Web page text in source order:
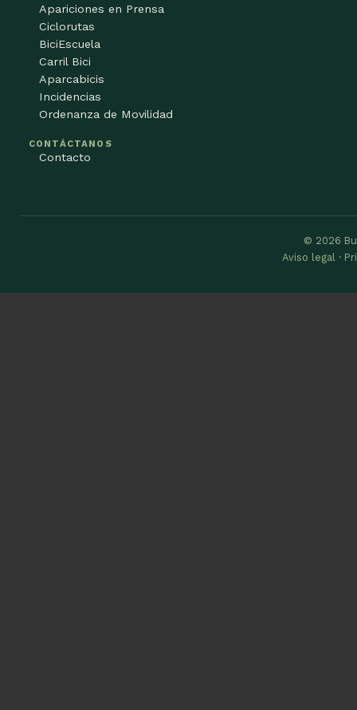
Apariciones en Prensa
Ciclorutas
BiciEscuela
Carril Bici
Aparcabicis
Incidencias
Ordenanza de Movilidad
CONTÁCTANOS
Contacto
© 2026
Aviso legal ·